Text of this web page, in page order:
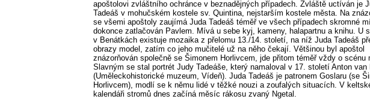
apoštolovi zvláštního ochránce v beznadějných případech. Zvláště uctíván je
Tadeáš v mohučském kostele sv. Quintina, nejstarším kostele města. Na
se všemi apoštoly zaujímá Juda Tadeáš téměř ve všech případech skromné
dokonce zatlačován Pavlem. Mívá u sebe kyj, kameny, halapartnu a knihu. U
v Benátkách existuje mozaika z přelomu 13./14. století, na níž Juda Tadeáš
obrazy model, zatím co jeho mučitelé už na něho čekají. Většinou byl apoštol
znázorňován společně se Šimonem Horlivcem, jde přitom téměř vždy o scénu
Slavným se stal portrét Judy Tadeáše, který namaloval v 17. století Anton van
(Uměleckohistorické muzeum, Vídeň). Juda Tadeáš je patronem Goslaru (se
Horlivcem), modlí se k němu lidé v těžké nouzi a zoufalých situacích. V
kalendáři stromů dnes začíná měsíc rákosu zvaný Ngetal.